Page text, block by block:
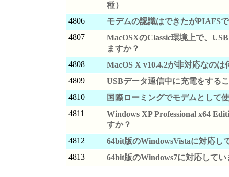
種）
4806
モデムの認識はできたがPIAFS
4807
MacOSXのClassic環境上で、
ますか？
4808
MacOS X v10.4.2が非対応なのは
4809
USBデータ通信中に充電をする
4810
国際ローミングでモデムとして
4811
Windows XP Professional x64
すか？
4812
64bit版のWindowsVistaに対応し
4813
64bit版のWindows7に対応してい